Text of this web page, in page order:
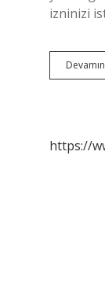
izninizi
https://